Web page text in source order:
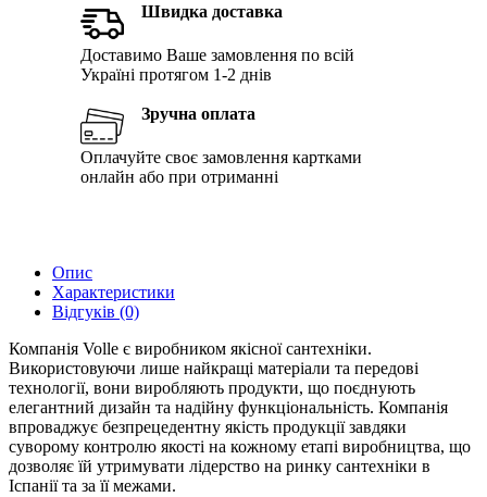
Швидка доставка
Доставимо Ваше замовлення по всій
Україні протягом 1-2 днів
Зручна оплата
Оплачуйте своє замовлення картками
онлайн або при отриманні
Опис
Характеристики
Відгуків (0)
Компанія Volle є виробником якісної сантехніки.
Використовуючи лише найкращі матеріали та передові
технології, вони виробляють продукти, що поєднують
елегантний дизайн та надійну функціональність. Компанія
впроваджує безпрецедентну якість продукції завдяки
суворому контролю якості на кожному етапі виробництва, що
дозволяє їй утримувати лідерство на ринку сантехніки в
Іспанії та за її межами.